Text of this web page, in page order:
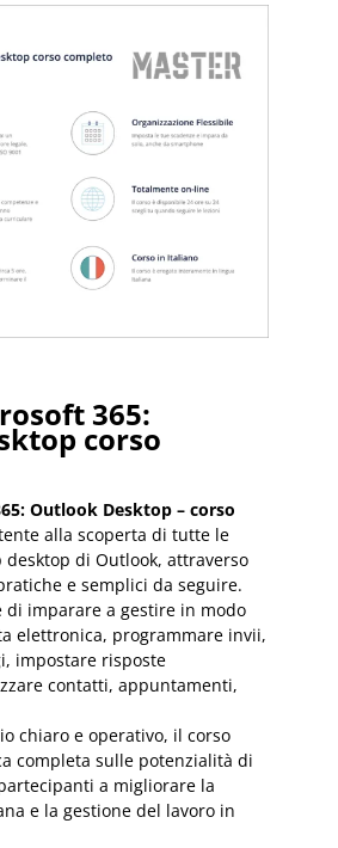
365:
corso
Outlook Desktop – corso
alla scoperta di tutte le
desktop di Outlook, attraverso
e semplici da seguire.
di imparare a gestire in modo
elettronica, programmare invii,
impostare risposte
contatti, appuntamenti,
chiaro e operativo, il corso
completa sulle potenzialità di
a migliorare la
e la gestione del lavoro in